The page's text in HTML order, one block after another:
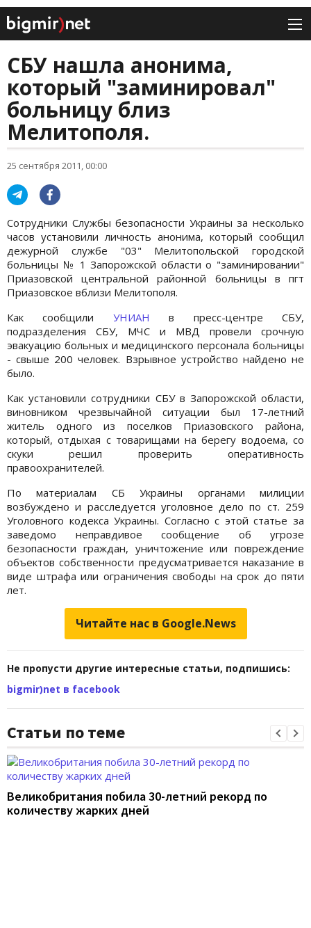
СБУ нашла анонима,
который "заминировал"
больницу близ
Мелитополя.
25 сентября 2011, 00:00
Сотрудники Службы безопасности Украины за несколько
часов установили личность анонима, который сообщил
дежурной службе "03" Мелитопольской городской
больницы № 1 Запорожской области о "заминировании"
Приазовской центральной районной больницы в пгт
Приазовское вблизи Мелитополя.
Как сообщили УНИАН в пресс-центре СБУ,
подразделения СБУ, МЧС и МВД провели срочную
эвакуацию больных и медицинского персонала больницы
- свыше 200 человек. Взрывное устройство найдено не
было.
Как установили сотрудники СБУ в Запорожской области,
виновником чрезвычайной ситуации был 17-летний
житель одного из поселков Приазовского района,
который, отдыхая с товарищами на берегу водоема, со
скуки решил проверить оперативность
правоохранителей.
По материалам СБ Украины органами милиции
возбуждено и расследуется уголовное дело по ст. 259
Уголовного кодекса Украины. Согласно с этой статье за
заведомо неправдивое сообщение об угрозе
безопасности граждан, уничтожение или повреждение
объектов собственности предусматривается наказание в
виде штрафа или ограничения свободы на срок до пяти
лет.
Читайте нас в Google.News
Не пропусти другие интересные статьи, подпишись:
bigmir)net в facebook
Статьи по теме
Великобритания побила 30-летний рекорд по
количеству жарких дней